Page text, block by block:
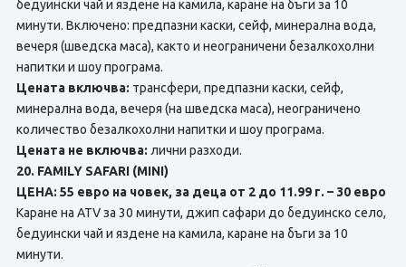
бедуински чай и яздене на камила, каране на бъги за 10
минути. Включено: предпазни каски, сейф, минерална вода,
вечеря (шведска маса), както и неограничени безалкохолни
напитки и шоу програма.
Цената включва: трансфери, предпазни каски, сейф,
минерална вода, вечеря (на шведска маса), неограничено
количество безалкохолни напитки и шоу програма.
Цената не включва: лични разходи.
20. FAMILY SAFARI (MINI)
ЦЕНА: 55 евро на човек, за деца от 2 до 11.99 г. – 30 евро
Каране на ATV за 30 минути, джип сафари до бедуинско село,
бедуински чай и яздене на камила, каране на бъги за 10
минути.